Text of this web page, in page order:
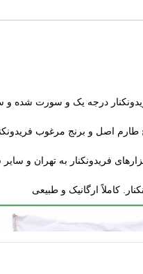
درجه یک و سورت شده و
اصل و برنج مرغوب
فریدونکنار به تهران و سایر
کاملاً ارگانیک و طبیعی